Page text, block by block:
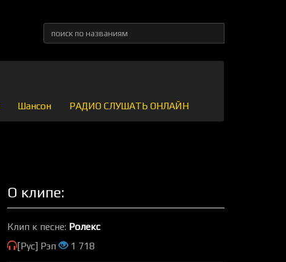
Шансон РАДИО СЛУШАТЬ ОНЛАЙН
О клипе:
Клип к песне: Ролекс
[Рус] Рэп
1 718